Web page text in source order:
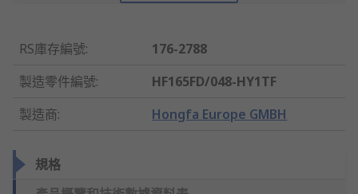
RS庫存編號:
176-2788
製造零件編號:
HF165FD/048-HY1TF
製造商: Hongfa Europe GMBH
規格